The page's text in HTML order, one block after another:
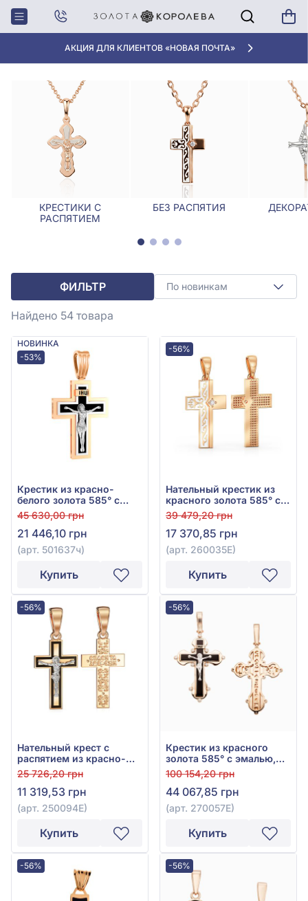
АКЦИЯ ДЛЯ КЛИЕНТОВ «НОВАЯ ПОЧТА»
Главная Крестики, Ладанки Крестики, ладанки с эмалью
КРЕСТИКИ, ЛАДАНКИ С ЭМАЛЬЮ
КРЕСТИКИ С
РАСПЯТИЕМ
БЕЗ РАСПЯТИЯ
ФИЛЬТР По новинкам
Найдено 54 товара
НОВИНКА
-53%
Крестик из красно-
белого золота 585° с
фианитом, куб.
цирконием и чёрной
эмалью, арт. 501637ч
45 630,00 грн
21 446,10 грн
(арт. 501637ч)
Купить
-56%
Нательный крестик из
красного золота 585° с
фианитом и эмалью, арт.
260035Е
39 479,20 грн
17 370,85 грн
(арт. 260035Е)
Купить
-56%
Нательный крест с
распятием из красно-
белого золота 585° с
чёрной эмалью, арт.
250094Е
25 726,20 грн
11 319,53 грн
(арт. 250094Е)
Купить
-56%
Крестик из красного
золота 585° с эмалью,
арт. 270057Е
100 154,20 грн
44 067,85 грн
(арт. 270057Е)
Купить
-56% -56%